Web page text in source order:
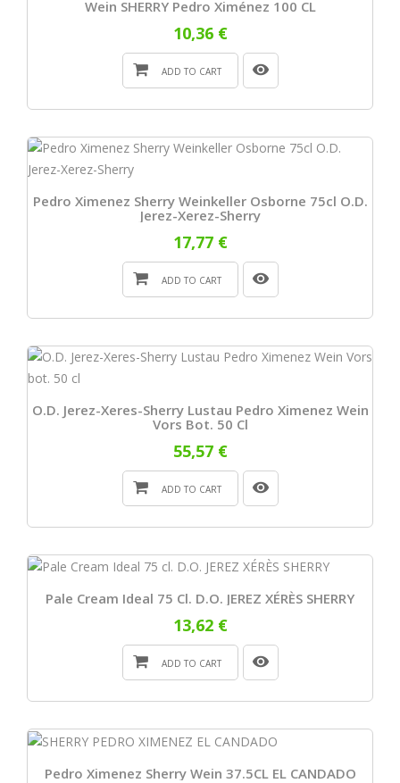
Wein SHERRY Pedro Ximénez 100 CL
10,36 €
ADD TO CART
Pedro Ximenez Sherry Weinkeller Osborne 75cl O.D.
Jerez-Xerez-Sherry
17,77 €
ADD TO CART
O.D. Jerez-Xeres-Sherry Lustau Pedro Ximenez Wein
Vors Bot. 50 Cl
55,57 €
ADD TO CART
Pale Cream Ideal 75 Cl. D.O. JEREZ XÉRÈS SHERRY
13,62 €
ADD TO CART
Pedro Ximenez Sherry Wein 37.5CL EL CANDADO